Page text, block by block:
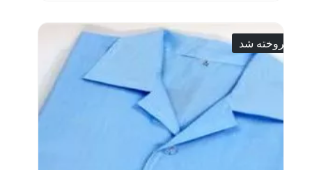
فروخته شد